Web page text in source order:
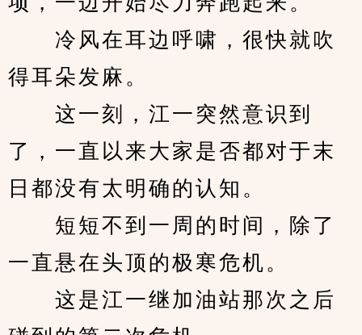
冷风在耳边呼啸，很快就吹
得耳朵发麻。
这一刻，江一突然意识到
了，一直以来大家是否都对于末
日都没有太明确的认知。
短短不到一周的时间，除了
一直悬在头顶的极寒危机。
这是江一继加油站那次之后